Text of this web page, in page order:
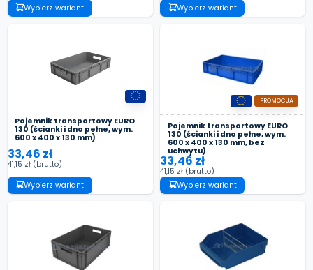
Wybierz wariant
Wybierz wariant
Pojemnik transportowy EURO
130 (ścianki i dno pełne, wym.
600 x 400 x 130 mm)
33,46 zł
41,15 zł (brutto)
Wybierz wariant
Pojemnik transportowy EURO
130 (ścianki i dno pełne, wym.
600 x 400 x 130 mm, bez
uchwytu)
PROMOCJA
33,46 zł
41,15 zł (brutto)
Wybierz wariant